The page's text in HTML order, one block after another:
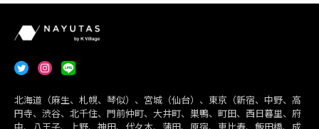
北海道（麻生、札幌、琴似）、宮城（仙台）、東京（新宿、中野、高
円寺、渋谷、北千住、門前仲町、大井町、巣鴨、町田、西日暮里、府
中、八王子、上野、神田、代々木、蒲田、原宿、恵比寿、飯田橋、成